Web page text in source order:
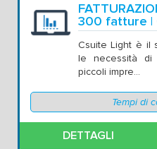
300 fatture |
Csuite Light è il
le necessità di
piccoli impre...
Tempi di
DETTAGLI